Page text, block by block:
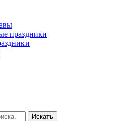
праздники
Искать